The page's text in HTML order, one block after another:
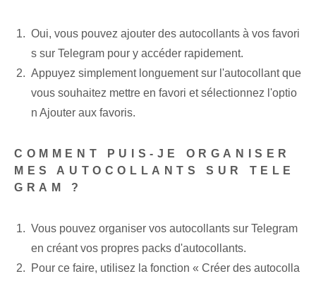
Oui, vous pouvez ajouter des autocollants à vos favori
s sur Telegram pour y accéder rapidement.
Appuyez simplement longuement sur l'autocollant que
vous souhaitez mettre en favori et sélectionnez l'optio
n Ajouter aux favoris.
COMMENT PUIS-JE ORGANISER
MES AUTOCOLLANTS SUR TELE
GRAM ?
Vous pouvez organiser vos autocollants sur Telegram
en créant vos propres packs d'autocollants.
Pour ce faire, utilisez la fonction « Créer des autocolla